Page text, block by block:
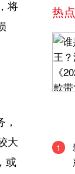
将
大
或
热
1